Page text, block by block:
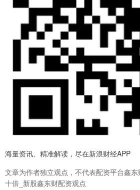
海量资讯、精准解读，尽在新浪财经APP
文章为作者独立观点，不代表配资平台鑫
十倍_新股鑫东财配资观点